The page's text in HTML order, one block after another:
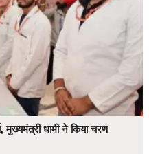
मुख्यमंत्री धामी ने किया चरण